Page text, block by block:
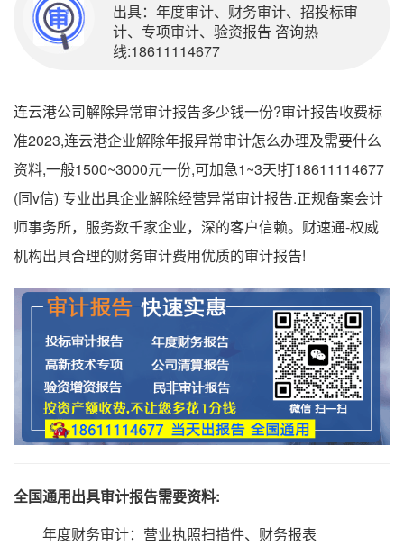
出具：年度审计、财务审计、招投标审
计、专项审计、验资报告 咨询热
线:18611114677
连云港公司解除异常审计报告多少钱一份?审计报告收费标
准2023,连云港企业解除年报异常审计怎么办理及需要什么
资料,一般1500~3000元一份,可加急1~3天!打18611114677
(同v信) 专业出具企业解除经营异常审计报告.正规备案会计
师事务所，服务数千家企业，深的客户信赖。财速通-权威
机构出具合理的财务审计费用优质的审计报告!
全国通用出具审计报告需要资料:
年度财务审计：营业执照扫描件、财务报表